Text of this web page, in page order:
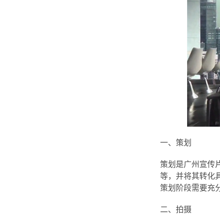
一、策划
策划是广州宣传
等，并将其转化
策划阶段需要充
二、拍摄